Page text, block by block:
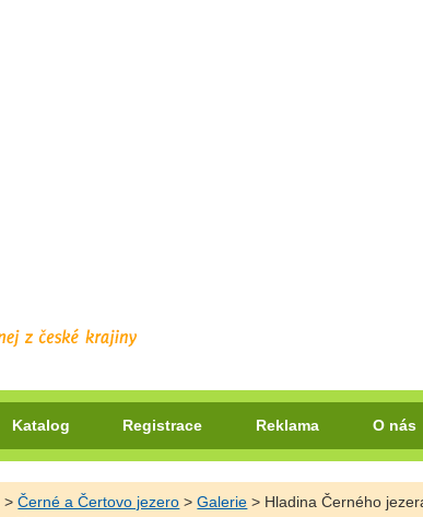
Katalog Registrace Reklama O nás
>Černé a Čertovo jezero >Galerie > Hladina Černého